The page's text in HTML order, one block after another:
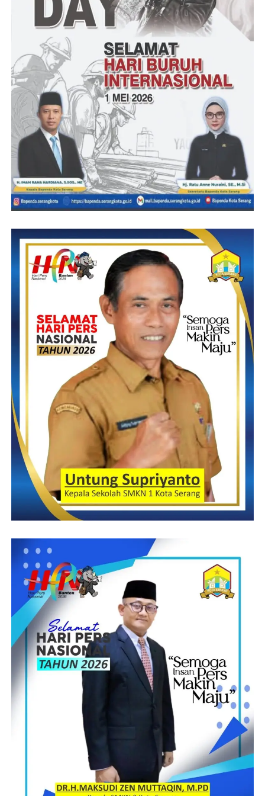
pungkas Wagub.
Untuk diketahui dalam Rapat Koordinasi tersebut juga dilakukan
penandatangan komitmen antikorupsi Kepala Daerah dan Ketua
DPRD di wilayah Provinsi Banten. Kegiatan rakor tersebut
diikuti seluruh Kepala Daerah Sekretaris Daerah dan Inspektur
Daerah Kabupaten/Kota se-Provinsi Banten serta sejumlah
kepala OPD di lingkungan Pemprov Banten. (Red)
Post Views: 16